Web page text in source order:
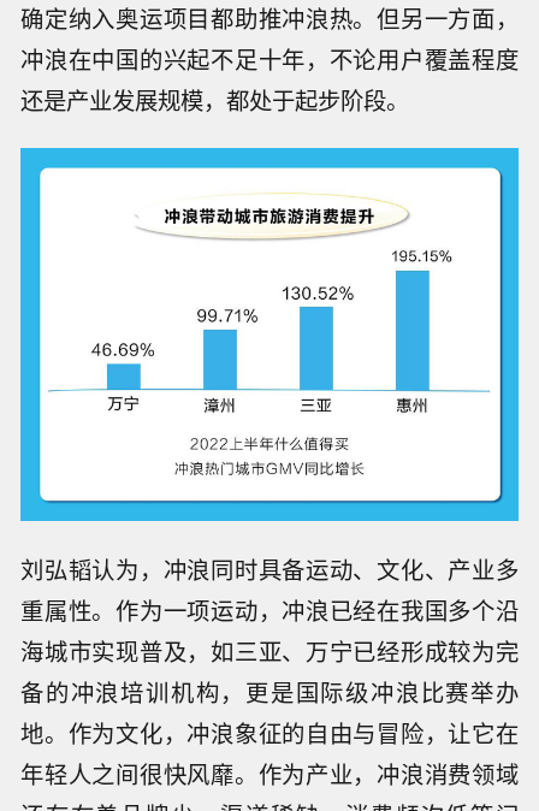
确定纳入奥运项目都助推冲浪热。但另一方面，
冲浪在中国的兴起不足十年，不论用户覆盖程度
还是产业发展规模，都处于起步阶段。
刘弘韬认为，冲浪同时具备运动、文化、产业多
重属性。作为一项运动，冲浪已经在我国多个沿
海城市实现普及，如三亚、万宁已经形成较为完
备的冲浪培训机构，更是国际级冲浪比赛举办
地。作为文化，冲浪象征的自由与冒险，让它在
年轻人之间很快风靡。作为产业，冲浪消费领域